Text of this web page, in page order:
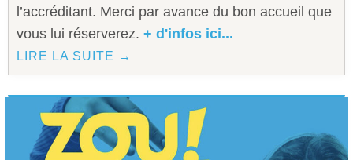
l’accréditant. Merci par avance du bon accueil que
vous lui réserverez. + d'infos ici...
LIRE LA SUITE →